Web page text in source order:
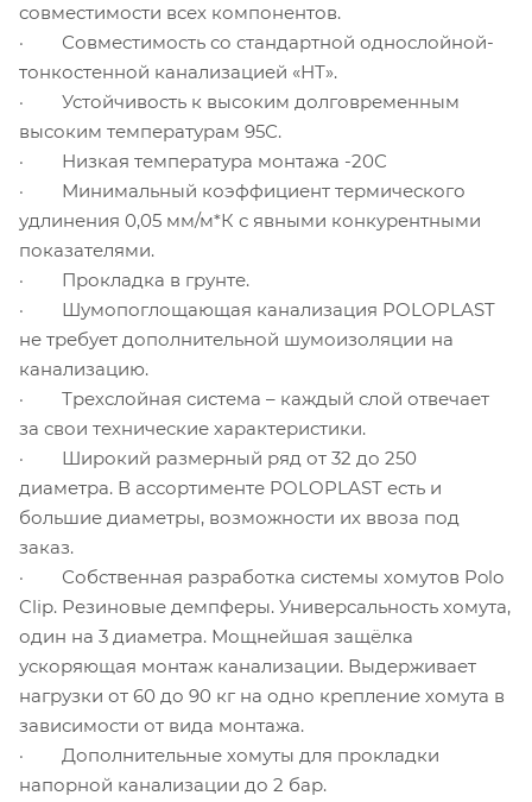
совместимости всех компонентов.
· Совместимость со стандартной однослойной-
тонкостенной канализацией «НТ».
· Устойчивость к высоким долговременным
высоким температурам 95С.
· Низкая температура монтажа -20С
· Минимальный коэффициент термического
удлинения 0,05 мм/м*К с явными конкурентными
показателями.
· Прокладка в грунте.
· Шумопоглощающая канализация POLOPLAST
не требует дополнительной шумоизоляции на
канализацию.
· Трехслойная система – каждый слой отвечает
за свои технические характеристики.
· Широкий размерный ряд от 32 до 250
диаметра. В ассортименте POLOPLAST есть и
большие диаметры, возможности их ввоза под
заказ.
· Собственная разработка системы хомутов Polo
Clip. Резиновые демпферы. Универсальность хомута,
один на 3 диаметра. Мощнейшая защёлка
ускоряющая монтаж канализации. Выдерживает
нагрузки от 60 до 90 кг на одно крепление хомута в
зависимости от вида монтажа.
· Дополнительные хомуты для прокладки
напорной канализации до 2 бар.